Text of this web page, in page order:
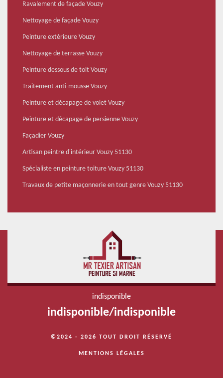
Ravalement de façade Vouzy
Nettoyage de façade Vouzy
Peinture extérieure Vouzy
Nettoyage de terrasse Vouzy
Peinture dessous de toit Vouzy
Traitement anti-mousse Vouzy
Peinture et décapage de volet Vouzy
Peinture et décapage de persienne Vouzy
Façadier Vouzy
Artisan peintre d'intérieur Vouzy 51130
Spécialiste en peinture toiture Vouzy 51130
Travaux de petite maçonnerie en tout genre Vouzy 51130
indisponible
indisponible/indisponible
©2024 - 2026 TOUT DROIT RÉSERVÉ
MENTIONS LÉGALES